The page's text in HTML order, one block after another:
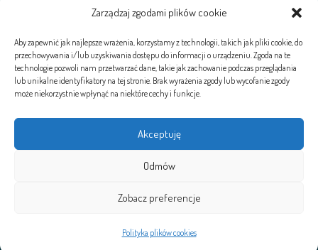
Zarządzaj zgodami plików cookie
Aby zapewnić jak najlepsze wrażenia, korzystamy z technologii, takich jak pliki cookie, do
przechowywania i/lub uzyskiwania dostępu do informacji o urządzeniu. Zgoda na te
technologie pozwoli nam przetwarzać dane, takie jak zachowanie podczas przeglądania
lub unikalne identyfikatory na tej stronie. Brak wyrażenia zgody lub wycofanie zgody
może niekorzystnie wpłynąć na niektóre cechy i funkcje.
Akceptuję
Odmów
Zobacz preferencje
Polityka plików cookies
Warszawie